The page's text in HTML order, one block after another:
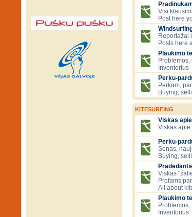
Visi
Post here
Reportažai
Posts here
Plaukimo
Inventorius
Perku-
Perkam,
Buying,
KITESURFING
Viskas
Viskas apie
Perku-
Senas,
Buying,
Viskas
Profams
All about
Plaukimo
Inventorius